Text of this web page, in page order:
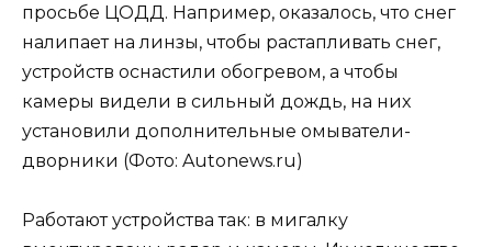
просьбе ЦОДД. Например, оказалось, что снег
налипает на линзы, чтобы растапливать снег,
устройств оснастили обогревом, а чтобы
камеры видели в сильный дождь, на них
установили дополнительные омыватели-
дворники (Фото: Autonews.ru)
Работают устройства так: в мигалку